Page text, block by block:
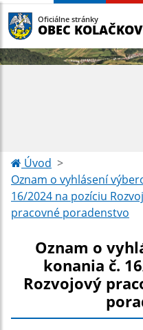
Oficiálne stránky
OBEC KOLAČKOV
Úvod
Oznam o vyhlásení
16/2024 na pozíciu
pracovné poradenstvo
Oznam o
konania č.
Rozvojový